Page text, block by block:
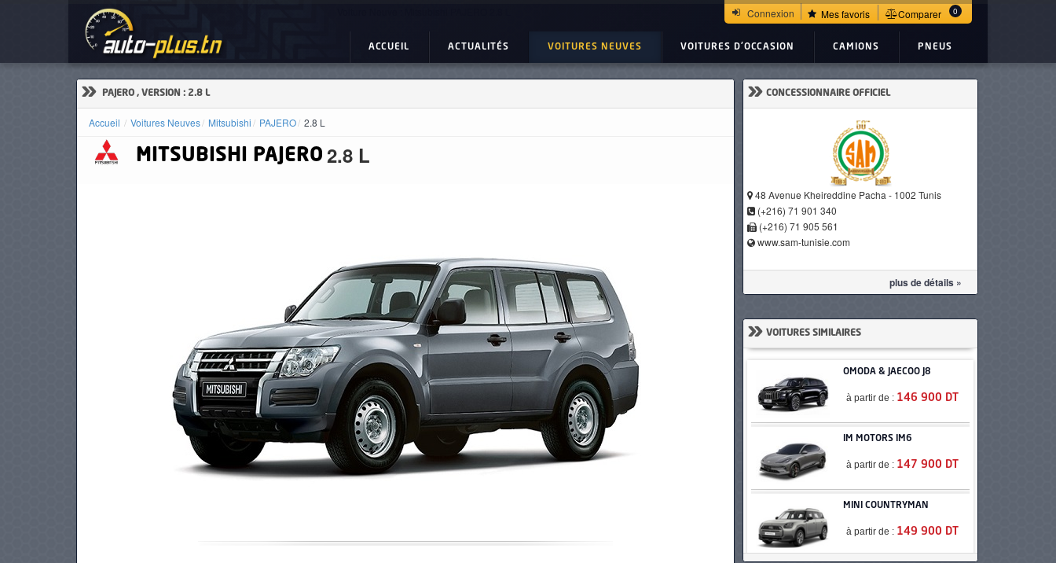
Connexion Mes favoris Comparer 0
ACCUEIL ACTUALITÉS VOITURES NEUVES VOITURES D'OCCASION CAMIONS PNEUS
» PAJERO , VERSION : 2.8 L
Accueil Voitures Neuves Mitsubishi PAJERO 2.8 L
MITSUBISHI PAJERO 2.8 L
» CONCESSIONNAIRE OFFICIEL
48 Avenue Kheireddine Pacha - 1002 Tunis
(+216) 71 901 340
(+216) 71 905 561
www.sam-tunisie.com
plus de détails »
» VOITURES SIMILAIRES
OMODA & JAECOO J8
à partir de : 146 900 DT
IM MOTORS IM6
à partir de : 147 900 DT
MINI COUNTRYMAN
à partir de : 149 900 DT
ACTUALITÉS